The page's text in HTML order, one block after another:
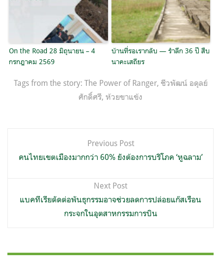
On the Road 28 มิถุนายน – 4
กรกฎาคม 2569
บ้านที่รอเรากลับ — รำลึก 36 ปี สืบ
นาคะเสถียร
Tags from the story: The Power of Ranger, ชีวพัฒน์ อดุลย์
ศักดิ์ศรี, ห้วยขาแข้ง
เรื่อง
Previous Post
คนไทยเขตเมืองมากกว่า 60% ยังต้องการบริโภค ‘หูฉลาม’
Next Post
แบคทีเรียตัดต่อพันธุกรรมอาจช่วยลดการปล่อยแก๊สเรือน
กระจกในอุตสาหกรรมการบิน